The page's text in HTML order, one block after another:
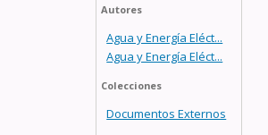
Autores
Agua y Energía Eléct...
Agua y Energía Eléct...
Colecciones
Documentos Externos